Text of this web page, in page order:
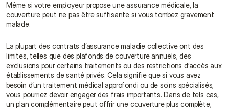
Même si votre employeur propose une assurance médicale, la
couverture peut ne pas être suffisante si vous tombez gravement
malade.
La plupart des contrats d’assurance maladie collective ont des
limites, telles que des plafonds de couverture annuels, des
exclusions pour certains traitements ou des restrictions d’accès aux
établissements de santé privés. Cela signifie que si vous avez
besoin d’un traitement médical approfondi ou de soins spécialisés,
vous pourriez devoir engager des frais importants. Dans de tels cas,
un plan complémentaire peut offrir une couverture plus complète,